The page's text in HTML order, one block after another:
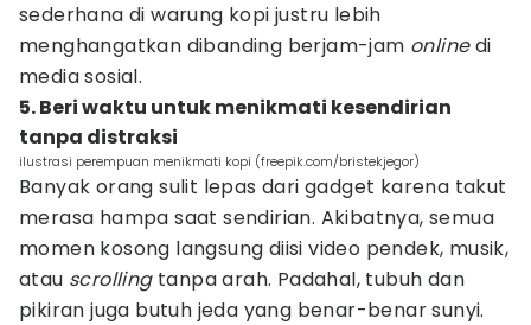
sederhana di warung kopi justru lebih
menghangatkan dibanding berjam-jam onlinedi
media sosial.
5. Beri waktu untuk menikmati kesendirian
tanpa distraksi
ilustrasi perempuan menikmati kopi (freepik.com/bristekjegor)
Banyak orang sulit lepas dari gadget karena takut
merasa hampa saat sendirian. Akibatnya, semua
momen kosong langsung diisi video pendek, musik,
atau scrollingtanpa arah. Padahal, tubuh dan
pikiran juga butuh jeda yang benar-benar sunyi.